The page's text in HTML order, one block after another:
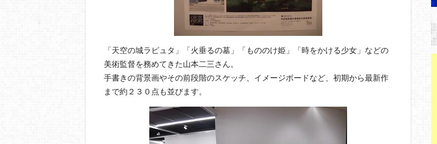
「天空の城ラピュタ」「火垂るの墓」「もののけ姫」「時をかける少女」などの
美術監督を務めてきた山本二三さん。
手書きの背景画やその前段階のスケッチ、イメージボードなど、初期から最新作
まで約２３０点も並びます。